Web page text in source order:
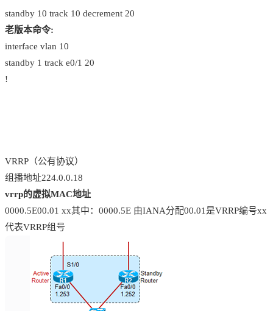
standby 10 track 10 decrement 20
老版本命令:
interface vlan 10
standby 1 track e0/1 20
!
VRRP（公有协议）
组播地址224.0.0.18
vrrp的虚拟MAC地址
0000.5E00.01 xx其中：0000.5E 由IANA分配00.01是VRRP编号xx
代表VRRP组号